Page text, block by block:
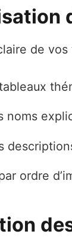
de vos
noms
ordre